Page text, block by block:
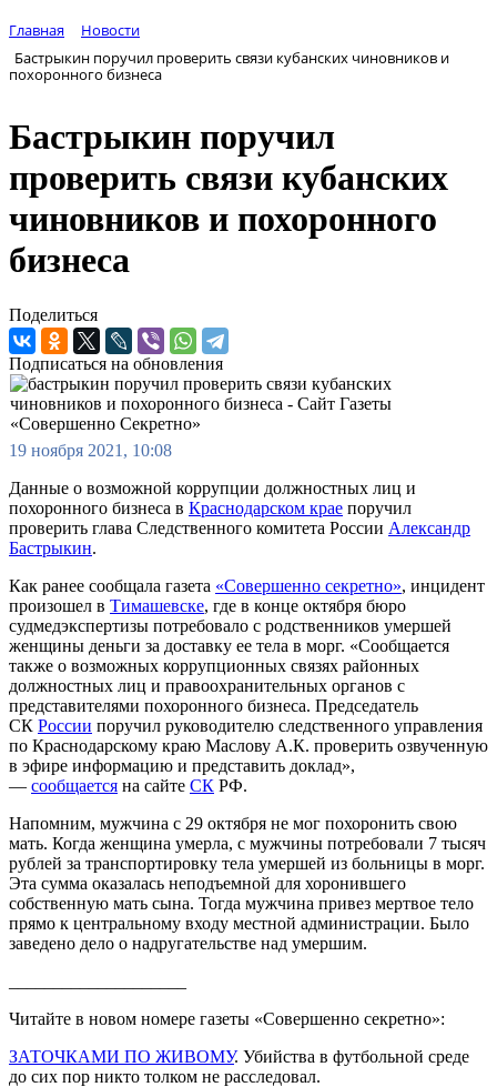
Главная
Новости
Бастрыкин поручил проверить связи кубанских чиновников и
похоронного бизнеса
Бастрыкин поручил
проверить связи кубанских
чиновников и похоронного
бизнеса
Поделиться
Подписаться на обновления
19 ноября 2021, 10:08
Данные о возможной коррупции должностных лиц и
похоронного бизнеса в Краснодарском крае поручил
проверить глава Следственного комитета России Александр
Бастрыкин.
Как ранее сообщала газета «Совершенно секретно», инцидент
произошел в Тимашевске, где в конце октября бюро
судмедэкспертизы потребовало с родственников умершей
женщины деньги за доставку ее тела в морг. «Сообщается
также о возможных коррупционных связях районных
должностных лиц и правоохранительных органов с
представителями похоронного бизнеса. Председатель
СК России поручил руководителю следственного управления
по Краснодарскому краю Маслову А.К. проверить озвученную
в эфире информацию и представить доклад»,
— сообщается на сайте СК РФ.
Напомним, мужчина с 29 октября не мог похоронить свою
мать. Когда женщина умерла, с мужчины потребовали 7 тысяч
рублей за транспортировку тела умершей из больницы в морг.
Эта сумма оказалась неподъемной для хоронившего
собственную мать сына. Тогда мужчина привез мертвое тело
прямо к центральному входу местной администрации. Было
заведено дело о надругательстве над умершим.
Читайте в новом номере газеты «Совершенно секретно»:
ЗАТОЧКАМИ ПО ЖИВОМУ. Убийства в футбольной среде
до сих пор никто толком не расследовал.